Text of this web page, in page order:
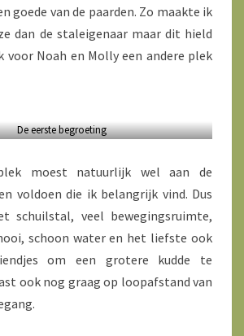
goede van de paarden. Zo maakte ik
dan de staleigenaar maar dit hield
voor Noah en Molly een andere plek
De eerste begroeting
moest natuurlijk wel aan de
voldoen die ik belangrijk vind. Dus
schuilstal, veel bewegingsruimte,
schoon water en het liefste ook
om een grotere kudde te
ook nog graag op loopafstand van